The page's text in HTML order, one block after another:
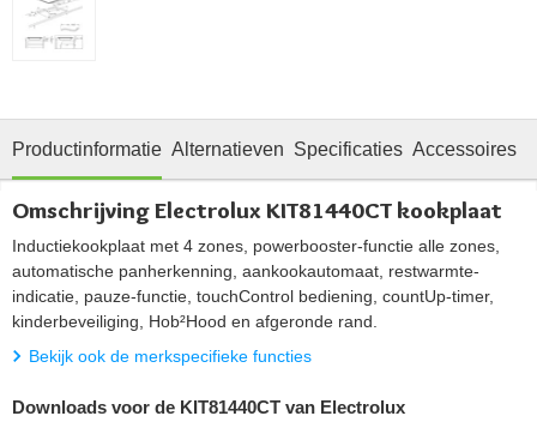
Productinformatie Alternatieven Specificaties Accessoires
Omschrijving Electrolux KIT81440CT kookplaat
Inductiekookplaat met 4 zones, powerbooster-functie alle zones,
automatische panherkenning, aankookautomaat, restwarmte-
indicatie, pauze-functie, touchControl bediening, countUp-timer,
kinderbeveiliging, Hob²Hood en afgeronde rand.
Bekijk ook de merkspecifieke functies
Downloads voor de KIT81440CT van Electrolux